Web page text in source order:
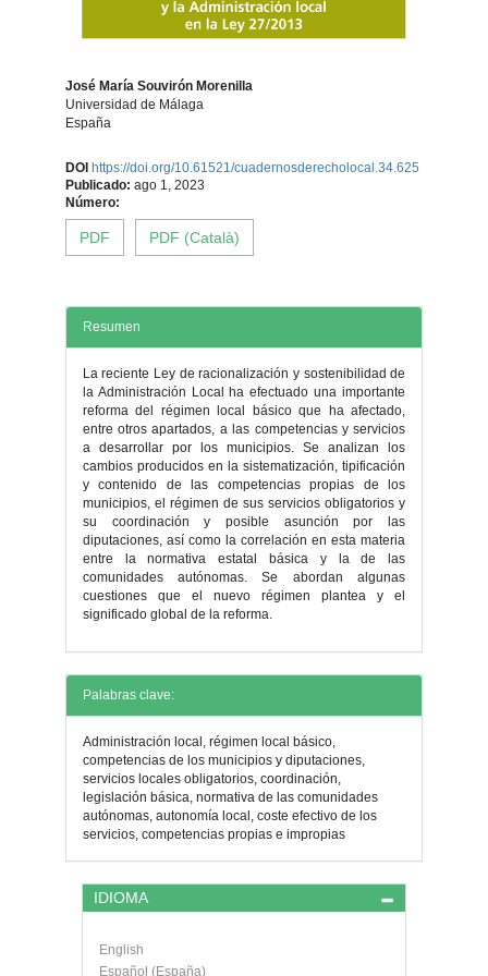
José María Souvirón Morenilla
Universidad de Málaga
España
Contenido
principal
del
DOI https://doi.org/10.61521/cuadernosderecholocal.34.625
Publicado: ago 1, 2023
Número:
PDF PDF (Català)
Resumen
La reciente Ley de racionalización y sostenibilidad de
la Administración Local ha efectuado una importante
reforma del régimen local básico que ha afectado,
entre otros apartados, a las competencias y servicios
a desarrollar por los municipios. Se analizan los
cambios producidos en la sistematización, tipificación
y contenido de las competencias propias de los
municipios, el régimen de sus servicios obligatorios y
su coordinación y posible asunción por las
diputaciones, así como la correlación en esta materia
entre la normativa estatal básica y la de las
comunidades autónomas. Se abordan algunas
cuestiones que el nuevo régimen plantea y el
significado global de la reforma.
Detalles
del
artículo
Palabras clave:
Administración local, régimen local básico,
competencias de los municipios y diputaciones,
servicios locales obligatorios, coordinación,
legislación básica, normativa de las comunidades
autónomas, autonomía local, coste efectivo de los
servicios, competencias propias e impropias
IDIOMA
English
Español (España)